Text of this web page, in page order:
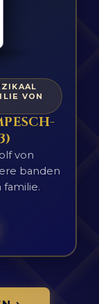
VON
von
banden
familie.